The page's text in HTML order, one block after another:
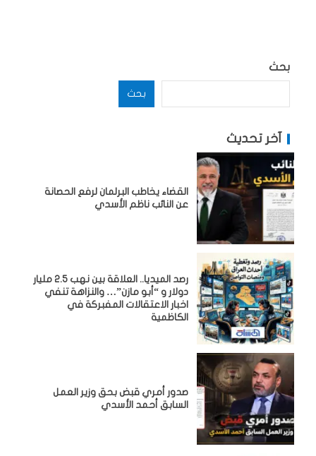
بحث
بحث
آخر تحديث
القضاء يخاطب البرلمان لرفع الحصانة
عن النائب ناظم الأسدي
رصد الميديا.. العلاقة بين نهب 2.5 مليار
دولار و “أبو مازن”… والنزاهة تنفي
اخبار الاعتقالات المفبركة في
الكاظمية
صدور أمري قبض بحق وزير العمل
السابق أحمد الأسدي